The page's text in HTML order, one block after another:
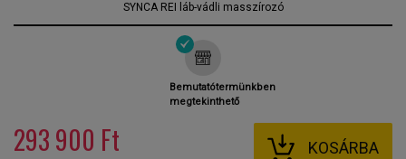
SYNCA REI láb-vádli masszírozó
Bemutatótermünkben
megtekinthető
293 900 Ft KOSÁRBA